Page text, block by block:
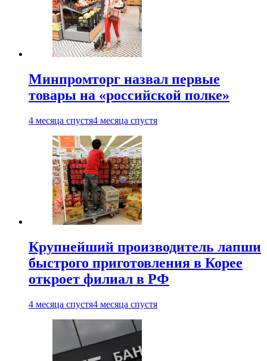
Минпромторг назвал первые
товары на «российской полке»
4 месяца спустя4 месяца спустя
Крупнейший производитель лапши
быстрого приготовления в Корее
откроет филиал в РФ
4 месяца спустя4 месяца спустя